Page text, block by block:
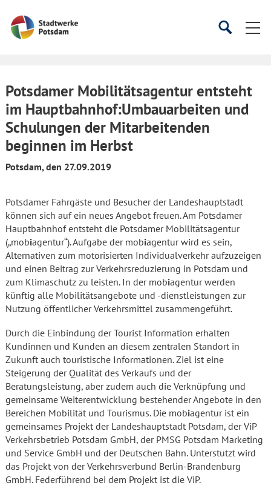
Startseite
SucheSuche
Potsdamer Mobilitätsagentur entsteht
im Hauptbahnhof:Umbauarbeiten und
Schulungen der Mitarbeitenden
beginnen im Herbst
Potsdam, den 27.09.2019
Potsdamer Fahrgäste und Besucher der Landeshauptstadt
können sich auf ein neues Angebot freuen. Am Potsdamer
Hauptbahnhof entsteht die Potsdamer Mobilitätsagentur
(„mobiagentur“). Aufgabe der mobiagentur wird es sein,
Alternativen zum motorisierten Individualverkehr aufzuzeigen
und einen Beitrag zur Verkehrsreduzierung in Potsdam und
zum Klimaschutz zu leisten. In der mobiagentur werden
künftig alle Mobilitätsangebote und -dienstleistungen zur
Nutzung öffentlicher Verkehrsmittel zusammengeführt.
Durch die Einbindung der Tourist Information erhalten
Kundinnen und Kunden an diesem zentralen Standort in
Zukunft auch touristische Informationen. Ziel ist eine
Steigerung der Qualität des Verkaufs und der
Beratungsleistung, aber zudem auch die Verknüpfung und
gemeinsame Weiterentwicklung bestehender Angebote in den
Bereichen Mobilität und Tourismus. Die mobiagentur ist ein
gemeinsames Projekt der Landeshauptstadt Potsdam, der ViP
Verkehrsbetrieb Potsdam GmbH, der PMSG Potsdam Marketing
und Service GmbH und der Deutschen Bahn. Unterstützt wird
das Projekt von der Verkehrsverbund Berlin-Brandenburg
GmbH. Federführend bei dem Projekt ist die ViP.